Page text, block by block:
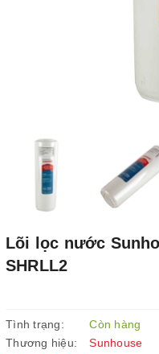
Lõi lọc nước
SHRLL2
Tình trạng:
Còn hàng
Thương hiệu:
Sunhouse